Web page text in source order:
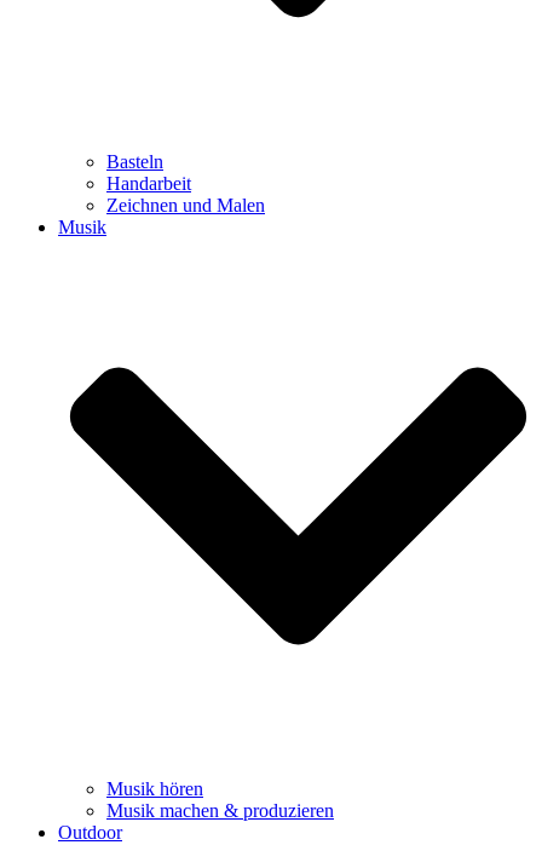
Basteln
Handarbeit
Zeichnen und Malen
Musik
Musik hören
Musik machen & produzieren
Outdoor